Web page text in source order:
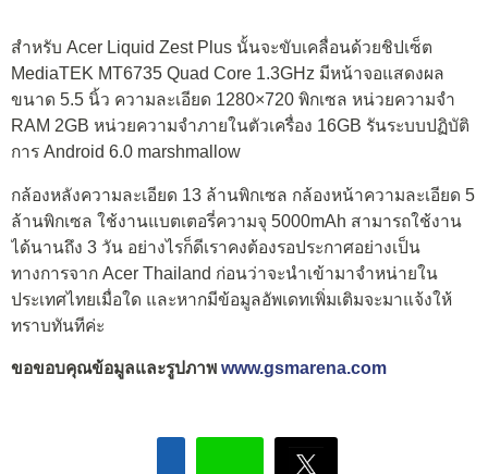
สำหรับ Acer Liquid Zest Plus นั้นจะขับเคลื่อนด้วยชิปเซ็ต
MediaTEK MT6735 Quad Core 1.3GHz มีหน้าจอแสดงผล
ขนาด 5.5 นิ้ว ความละเอียด 1280×720 พิกเซล หน่วยความจำ
RAM 2GB หน่วยความจำภายในตัวเครื่อง 16GB รันระบบปฏิบัติ
การ Android 6.0 marshmallow
กล้องหลังความละเอียด 13 ล้านพิกเซล กล้องหน้าความละเอียด 5
ล้านพิกเซล ใช้งานแบตเตอรี่ความจุ 5000mAh สามารถใช้งาน
ได้นานถึง 3 วัน อย่างไรก็ดีเราคงต้องรอประกาศอย่างเป็น
ทางการจาก Acer Thailand ก่อนว่าจะนำเข้ามาจำหน่ายใน
ประเทศไทยเมื่อใด และหากมีข้อมูลอัพเดทเพิ่มเติมจะมาแจ้งให้
ทราบทันทีค่ะ
ขอขอบคุณข้อมูลและรูปภาพ www.gsmarena.com